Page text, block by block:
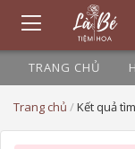
TRANG CHỦ
Trang chủ /Kết quả